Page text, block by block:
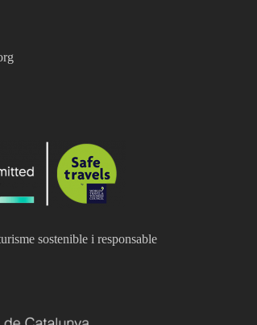
sostenible i responsable